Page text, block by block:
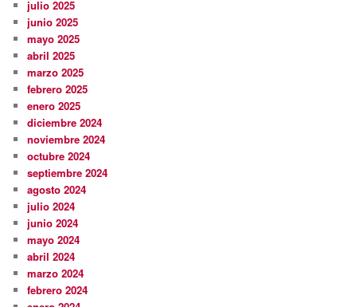
julio 2025
junio 2025
mayo 2025
abril 2025
marzo 2025
febrero 2025
enero 2025
diciembre 2024
noviembre 2024
octubre 2024
septiembre 2024
agosto 2024
julio 2024
junio 2024
mayo 2024
abril 2024
marzo 2024
febrero 2024